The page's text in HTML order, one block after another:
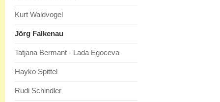
Kurt Waldvogel
Jörg Falkenau
Tatjana Bermant - Lada Egoceva
Hayko Spittel
Rudi Schindler